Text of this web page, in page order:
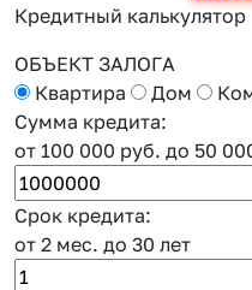
Кредитный калькулятор
ОБЪЕКТ ЗАЛОГА
Квартира
Дом
Сумма кредита:
от 100 000 руб. до 50
Срок кредита:
от 2 мес. до 30 лет